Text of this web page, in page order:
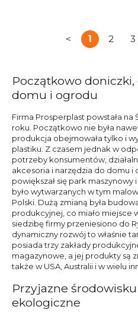
< 1 2 3
Początkowo
domu i ogrodu
Firma Prosperplast powstała na
roku. Początkowo nie była
produkcja obejmowała tylko i
plastiku. Z czasem jednak w
potrzeby konsumentów,
akcesoria i narzędzia do domu i
powiększał się park
było wytwarzanych w tym
Polski. Dużą zmianą była
produkcyjnej, co miało miejsce
siedzibę firmy przeniesiono do
dynamiczny rozwój to właśnie
posiada trzy zakłady
magazynowe, a jej produkty są
także w USA, Australii i w wielu
Przyjazne
ekologiczne